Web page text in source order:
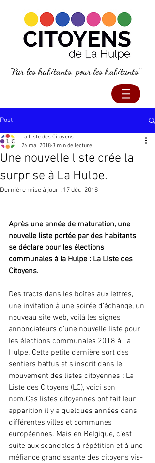
"Par les habitants, pour les habitants"
Post
Une nouvelle liste crée la
surprise à La Hulpe.
La Liste des Citoyens
26 mai 2018 3 min de lecture
Dernière mise à jour : 17 déc. 2018
Après une année de maturation, une
nouvelle liste portée par des habitants
se déclare pour les élections
communales à la Hulpe : La Liste des
Citoyens.
Des tracts dans les boîtes aux lettres,
une invitation à une soirée d’échange, un
nouveau site web, voilà les signes
annonciateurs d’une nouvelle liste pour
les élections communales 2018 à La
Hulpe. Cette petite dernière sort des
sentiers battus et s'inscrit dans le
mouvement des listes citoyennes : La
Liste des Citoyens (LC), voici son
nom.Ces listes citoyennes ont fait leur
apparition il y a quelques années dans
différentes villes et communes
européennes. Mais en Belgique, c’est
suite aux scandales à répétition et à une
méfiance grandissante des citoyens vis-